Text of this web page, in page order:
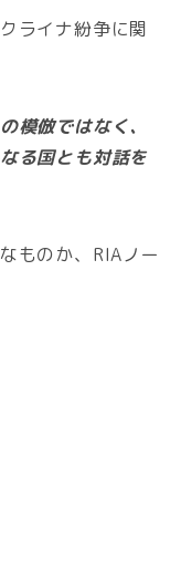
ライナ紛争に関
模倣ではなく、
る国とも対話を
ものか、RIAノー